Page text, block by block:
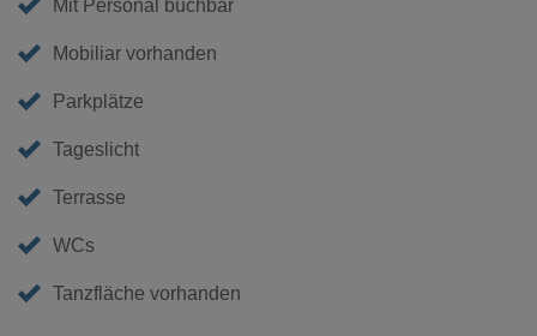
Mit Personal buchbar
Mobiliar vorhanden
Parkplätze
Tageslicht
Terrasse
WCs
Tanzfläche vorhanden